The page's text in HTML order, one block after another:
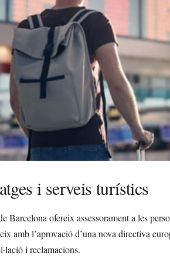
i serveis turístics
ofereix assessorament a les
amb l’aprovació d’una nova directiva
i reclamacions.